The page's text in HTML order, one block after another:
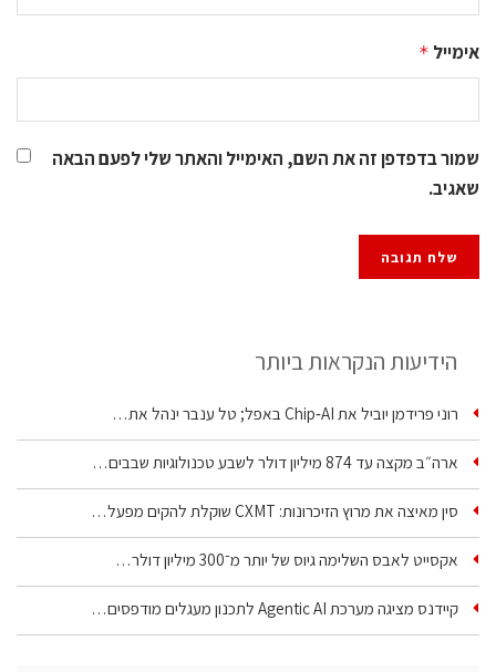
אימייל *
שמור בדפדפן זה את השם, האימייל והאתר שלי לפעם הבאה
שאגיב.
הידיעות הנקראות ביותר
רוני פרידמן יוביל את Chip‑AI באפל; טל ענבר ינהל את…
ארה״ב מקצה עד 874 מיליון דולר לשבע טכנולוגיות שבבים…
סין מאיצה את מרוץ הזיכרונות: CXMT שוקלת להקים מפעל…
אקסייט לאבס השלימה גיוס של יותר מ־300 מיליון דולר…
קיידנס מציגה מערכת Agentic AI לתכנון מעגלים מודפסים…